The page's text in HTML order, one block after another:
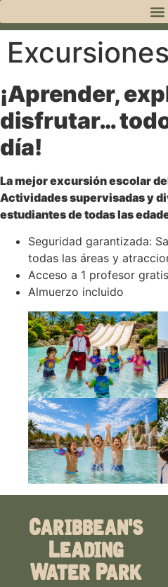
¡Aprender,
disfrutar…
día!
La mejor excursión escolar
Actividades supervisadas y
estudiantes de todas las
Seguridad garantizada:
todas las áreas y
Acceso a 1 profesor
Almuerzo incluido
Caribbean's
Leading
Water Park